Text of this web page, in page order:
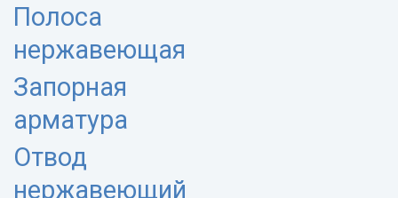
Полоса
нержавеющая
Запорная
арматура
Отвод
нержавеющий